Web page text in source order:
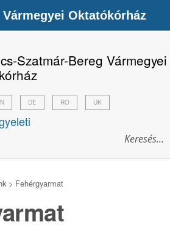
Szatmár-Bereg Vármegyei
DE RO UK
> Fehérgyarmat
Vármegyei Oktatókórház